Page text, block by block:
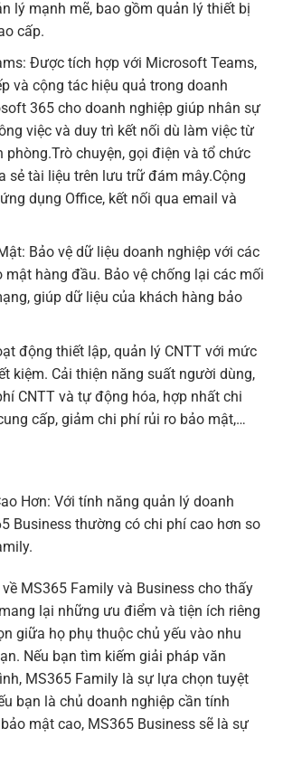
lý mạnh mẽ, bao gồm quản lý thiết bị
cấp.
Được tích hợp với Microsoft Teams,
và cộng tác hiệu quả trong doanh
365 cho doanh nghiệp giúp nhân sự
việc và duy trì kết nối dù làm việc từ
phòng.Trò chuyện, gọi điện và tổ chức
sẻ tài liệu trên lưu trữ đám mây.Cộng
dụng Office, kết nối qua email và
Bảo vệ dữ liệu doanh nghiệp với các
mật hàng đầu. Bảo vệ chống lại các mối
giúp dữ liệu của khách hàng bảo
động thiết lập, quản lý CNTT với mức
kiệm. Cải thiện năng suất người dùng,
CNTT và tự động hóa, hợp nhất chi
cấp, giảm chi phí rủi ro bảo mật,…
Hơn: Với tính năng quản lý doanh
Business thường có chi phí cao hơn so
MS365 Family và Business cho thấy
lại những ưu điểm và tiện ích riêng
giữa họ phụ thuộc chủ yếu vào nhu
Nếu bạn tìm kiếm giải pháp văn
MS365 Family là sự lựa chọn tuyệt
bạn là chủ doanh nghiệp cần tính
mật cao, MS365 Business sẽ là sự